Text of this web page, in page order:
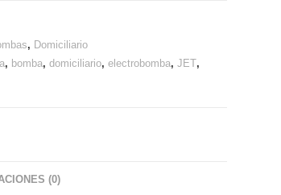
, Domiciliario
, bomba,domiciliario,electrobomba,JET,
(0)